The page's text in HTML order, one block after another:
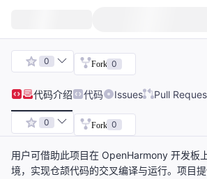
0 Fork 0
代码介绍 代码 Issues Pull
0 Fork 0
用户可借助此项目在 OpenHarmony 开发板
境，实现仓颉代码的交叉编译与运行。项目